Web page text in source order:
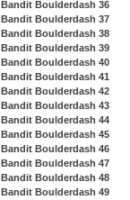
Bandit Boulderdash 36
Bandit Boulderdash 37
Bandit Boulderdash 38
Bandit Boulderdash 39
Bandit Boulderdash 40
Bandit Boulderdash 41
Bandit Boulderdash 42
Bandit Boulderdash 43
Bandit Boulderdash 44
Bandit Boulderdash 45
Bandit Boulderdash 46
Bandit Boulderdash 47
Bandit Boulderdash 48
Bandit Boulderdash 49